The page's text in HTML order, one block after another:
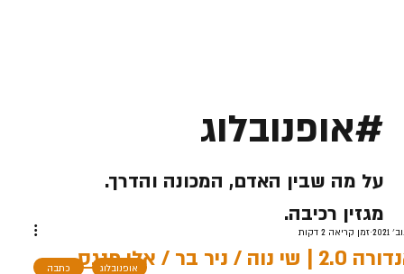
שי נוה / ניר בר / אלי פנגס
זמן קריאה 2 דקות
כתבה אופנובלוג
#אופנובלוג
על מה שבין האדם, המכונה והדרך.
מגזין רכיבה.